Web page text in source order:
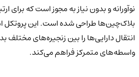
نوآورانه و بدون نیاز به مجوز است که برای
بلاک‌چین‌ها طراحی شده است. این پروتکل
انتقال دارایی‌ها را بین زنجیره‌های مختلف
واسطه‌های متمرکز فراهم می‌کند.